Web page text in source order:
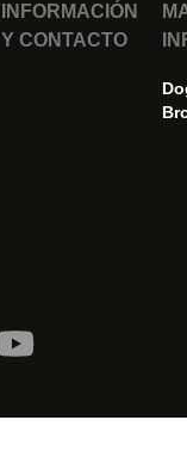
INFORMACIÓN
Y CONTACTO